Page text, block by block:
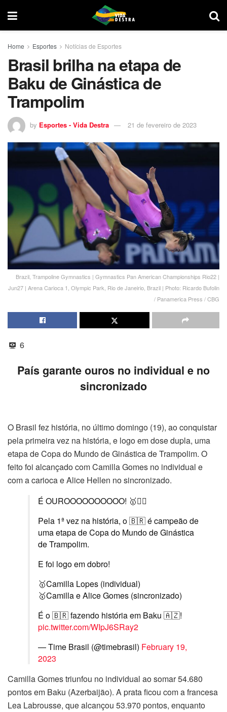
Home Esportes Notícias de Esportes
Brasil brilha na etapa de
Baku de Ginástica de
Trampolim
by Esportes - Vida Destra 21 de fevereiro de 2023
Brazil, Trampoline Gymnastics | Gymnastics Pan American Championships Rio22 |
Jun27 | Arena Carioca 1, Olympic Park, Rio de Janeirio, Brazil | Photo: Ricardo Bufolin
/ Panamerica Press / CBG
6
País garante ouros no individual e no
sincronizado
O Brasil fez história, no último domingo (19), ao conquistar
pela primeira vez na história, e logo em dose dupla, uma
etapa de Copa do Mundo de Ginástica de Trampolim. O
feito foi alcançado com Camilla Gomes no individual e
com a carioca e Alice Hellen no sincronizado.
É OUROOOOOOOOOO! 🥇🤸‍♀️
Pela 1ª vez na história, o 🇧🇷 é campeão de
uma etapa de Copa do Mundo de Ginástica
de Trampolim.
E foi logo em dobro!
🥇Camilla Lopes (individual)
🥇Camilla e Alice Gomes (sincronizado)
É o 🇧🇷 fazendo história em Baku 🇦🇿!
pic.twitter.com/WIpJ6SRay2
— Time Brasil (@timebrasil) February 19,
2023
Camilla Gomes triunfou no individual ao somar 54.680
pontos em Baku (Azerbaijão). A prata ficou com a francesa
Lea Labrousse, que alcançou 53.970 pontos, enquanto